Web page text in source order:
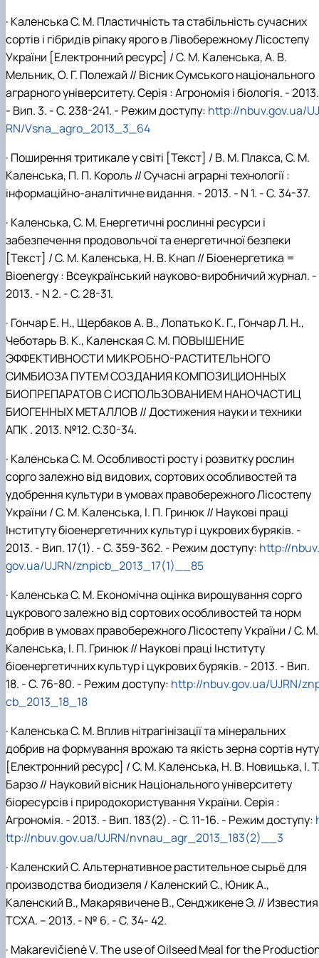
· Каленська С. М. Пластичність та стабільність сучасних
сортів і гібридів ріпаку ярого в Лівобережному Лісостепу
України [Електронний ресурс] / С. М. Каленська, А. В.
Мельник, О. Г. Полежай // Вісник Сумського національного
аграрного університету. Серія : Агрономія і біологія. - 2013.
- Вип. 3. - С. 238-241. - Режим доступу: http://nbuv.gov.ua/UJ
RN/Vsna_agro_2013_3_64
· Поширення тритикале у світі [Текст] / В. М. Плакса, С. М.
Каленська, П. П. Король // Сучасні аграрні технології :
інформаційно-аналітичне видання. - 2013. - N 1. - С. 34-37.
· Каленська, С. М. Енергетичні рослинні ресурси і
забезпечення продовольчої та енергетичної безпеки
[Текст] / С. М. Каленська, Н. В. Кнап // Біоенергетика =
Bioenergy : Всеукраїнський науково-виробничий журнал. -
2013. - N 2. - С. 28-31.
· Гончар Е. Н., Щербаков А. В., Лопатько К. Г., Гончар Л. Н.,
Чеботарь B. К., Каленская C. М. ПОВЫШЕНИЕ
ЭФФЕКТИВНОСТИ МИКРОБНО-РАСТИТЕЛЬНОГО
СИМБИОЗА ПУТЕМ СОЗДАНИЯ КОМПОЗИЦИОННЫХ
БИОПРЕПАРАТОВ С ИСПОЛЬЗОВАНИЕМ НАНОЧАСТИЦ
БИОГЕННЫХ МЕТАЛЛОВ // Достижения науки и техники
АПК . 2013. №12. С.30-34.
· Каленська С. М. Особливості росту і розвитку рослин
сорго залежно від видових, сортових особливостей та
удобрення культури в умовах правобережного Лісостепу
України / С. М. Каленська, І. П. Гринюк // Наукові праці
Інституту біоенергетичних культур і цукрових буряків. -
2013. - Вип. 17(1). - С. 359-362. - Режим доступу: http://nbuv.
gov.ua/UJRN/znpicb_2013_17(1)__85
· Каленська С. М. Економічна оцінка вирощування сорго
цукрового залежно від сортових особливостей та норм
добрив в умовах правобережного Лісостепу України / С. М.
Каленська, І. П. Гринюк // Наукові праці Інституту
біоенергетичних культур і цукрових буряків. - 2013. - Вип.
18. - С. 76-80. - Режим доступу: http://nbuv.gov.ua/UJRN/
cb_2013_18_18
· Каленська С. М. Вплив нітрагінізації та мінеральних
добрив на формування врожаю та якість зерна сортів нуту
[Електронний ресурс] / С. М. Каленська, Н. В. Новицька, І.
Барзо // Науковий вісник Національного університету
біоресурсів і природокористування України. Серія :
Агрономія. - 2013. - Вип. 183(2). - С. 11-16. - Режим доступу:
ttp://nbuv.gov.ua/UJRN/nvnau_agr_2013_183(2)__3
· Каленский С. Альтернативное растительное сырьё для
производства биодизеля / Каленский С., Юник А.,
Каленский В., Макарявичене В., Сенджикене Э. // Известия
ТСХА. – 2013. - № 6. - С. 34- 42.
· Makarevičienė V. The use of Oilseed Meal for the